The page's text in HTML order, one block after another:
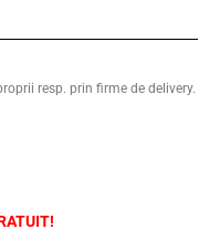
resp. prin firme de delivery.